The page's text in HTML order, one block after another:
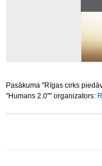
Pasākuma "Rīgas cirks
"Humans 2.0"" organizators: